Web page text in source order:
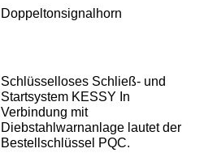
Doppeltonsignalhorn
Schlüsselloses Schließ- und
Startsystem KESSY In
Verbindung mit
Diebstahlwarnanlage lautet der
Bestellschlüssel PQC.